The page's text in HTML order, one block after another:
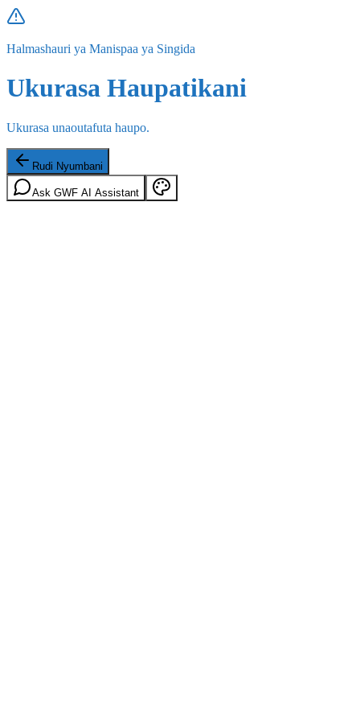
Halmashauri ya Manispaa ya Singida
Ukurasa Haupatikani
Ukurasa unaoutafuta haupo.
Rudi Nyumbani
Ask GWF AI Assistant